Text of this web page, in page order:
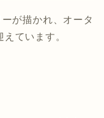
が描かれ、オータ
ています。